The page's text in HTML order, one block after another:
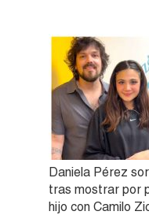
Daniela Pérez
tras mostrar por
hijo con Camilo